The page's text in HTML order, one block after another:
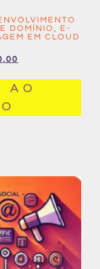
DOMÍNIO, E-
EM CLOUD
AO